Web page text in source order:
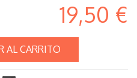
19,50 €
AL CARRITO